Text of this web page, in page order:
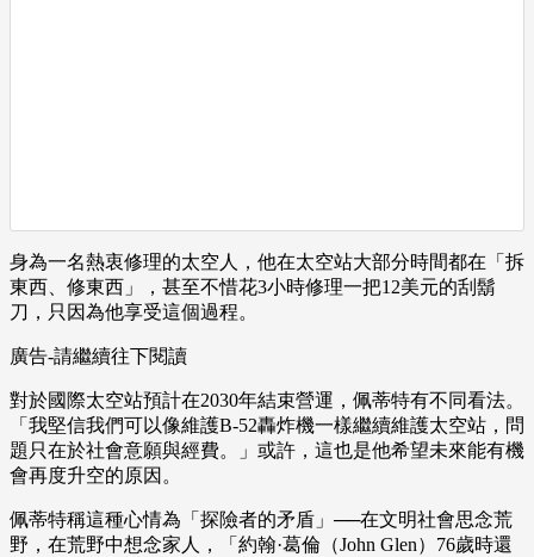
身為一名熱衷修理的太空人，他在太空站大部分時間都在「拆
東西、修東西」，甚至不惜花3小時修理一把12美元的刮鬍
刀，只因為他享受這個過程。
廣告-請繼續往下閱讀
對於國際太空站預計在2030年結束營運，佩蒂特有不同看法。
「我堅信我們可以像維護B-52轟炸機一樣繼續維護太空站，問
題只在於社會意願與經費。」或許，這也是他希望未來能有機
會再度升空的原因。
佩蒂特稱這種心情為「探險者的矛盾」──在文明社會思念荒
野，在荒野中想念家人，「約翰·葛倫（John Glen）76歲時還